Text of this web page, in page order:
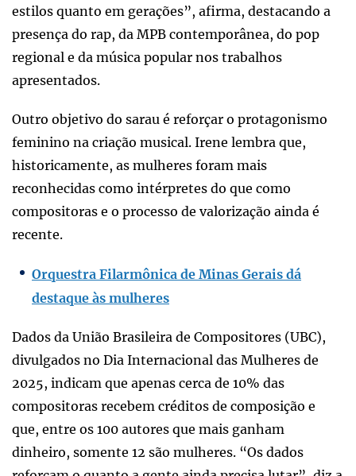
estilos quanto em gerações”, afirma, destacando a
presença do rap, da MPB contemporânea, do pop
regional e da música popular nos trabalhos
apresentados.
Outro objetivo do sarau é reforçar o protagonismo
feminino na criação musical. Irene lembra que,
historicamente, as mulheres foram mais
reconhecidas como intérpretes do que como
compositoras e o processo de valorização ainda é
recente.
Orquestra Filarmônica de Minas Gerais dá
destaque às mulheres
Dados da União Brasileira de Compositores (UBC),
divulgados no Dia Internacional das Mulheres de
2025, indicam que apenas cerca de 10% das
compositoras recebem créditos de composição e
que, entre os 100 autores que mais ganham
dinheiro, somente 12 são mulheres. “Os dados